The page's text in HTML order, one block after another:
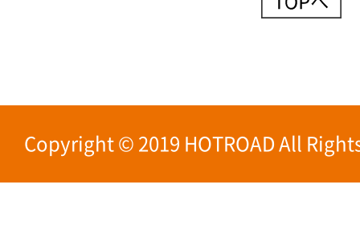
Copyright © 2019 HOTROAD All